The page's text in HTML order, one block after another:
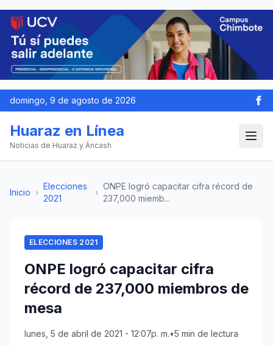
domingo, 9 de agosto de 2026
Huaraz en Línea
Noticias de Huaraz y Áncash
Inicio ›
Elecciones
2021
›
ONPE logró capacitar cifra récord de
237,000 miemb...
ELECCIONES 2021
ONPE logró capacitar cifra
récord de 237,000 miembros de
mesa
lunes, 5 de abril de 2021 - 12:07p. m.•5 min de lectura